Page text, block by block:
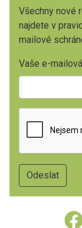
Všechny nové
najdete v
mailové
Vaše e-